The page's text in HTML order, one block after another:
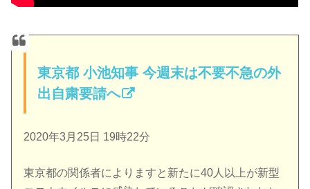
東京都 小池知事 今週末は不要不急の外
出自粛要請へ
2020年3月25日 19時22分
東京都の関係者によりますと新たに40人以上が新型